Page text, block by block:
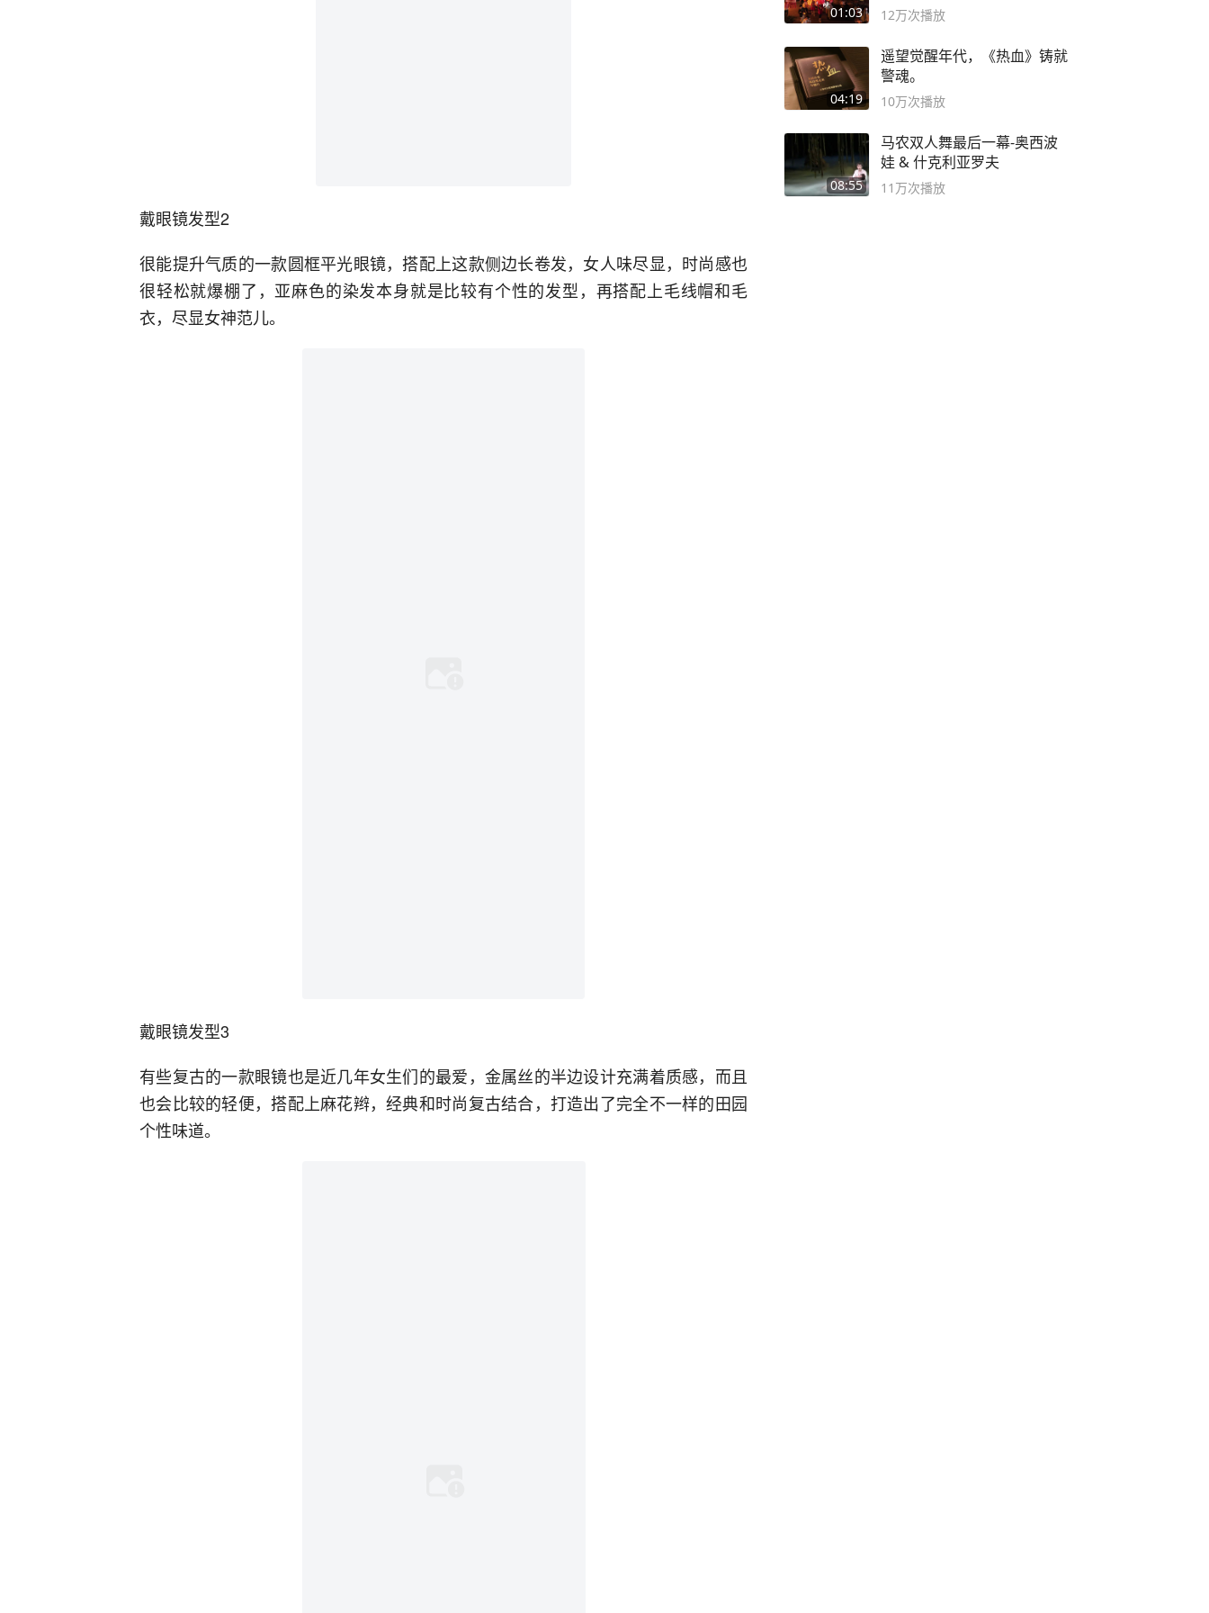
戴眼镜发型2
很能提升气质的一款圆框平光眼镜，搭配上这款侧边长卷发，女人味尽显，时尚感也
很轻松就爆棚了，亚麻色的染发本身就是比较有个性的发型，再搭配上毛线帽和毛
衣，尽显女神范儿。
戴眼镜发型3
有些复古的一款眼镜也是近几年女生们的最爱，金属丝的半边设计充满着质感，而且
也会比较的轻便，搭配上麻花辫，经典和时尚复古结合，打造出了完全不一样的田园
个性味道。
01:03 12万次播放
04:19
遥望觉醒年代，《热血》铸就
警魂。
10万次播放
08:55
马农双人舞最后一幕-奥西波
娃 & 什克利亚罗夫
11万次播放